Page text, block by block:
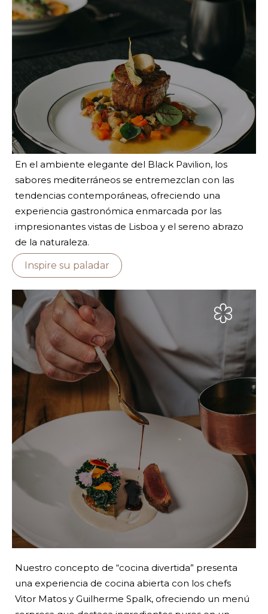
Nuestro concepto de “cocina divertida” presenta
una experiencia de cocina abierta con los chefs
Vitor Matos y Guilherme Spalk, ofreciendo un menú
En el ambiente elegante del Black Pavilion, los
sabores mediterráneos se entremezclan con las
tendencias contemporáneas, ofreciendo una
experiencia gastronómica enmarcada por las
impresionantes vistas de Lisboa y el sereno abrazo
de la naturaleza.
Inspire su paladar